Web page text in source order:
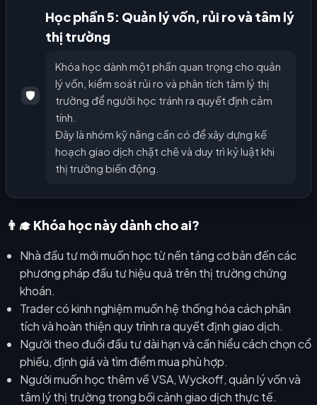
🛡️
Học phần 5: Quản lý vốn, rủi ro và tâm lý
thị trường
Khóa học dành một phần quan trọng cho quản
lý vốn, kiểm soát rủi ro và phân tích tâm lý thị
trường để người học tránh ra quyết định cảm
tính.
Đây là nhóm kỹ năng cần có để xây dựng kế
hoạch giao dịch chặt chẽ và duy trì kỷ luật khi
thị trường biến động.
👨‍🎓 Khóa học này dành cho ai?
Nhà đầu tư mới muốn học từ nền tảng cơ bản đến các
phương pháp đầu tư hiệu quả trên thị trường chứng
khoán.
Trader có kinh nghiệm muốn hệ thống hóa cách phân
tích và hoàn thiện quy trình ra quyết định giao dịch.
Người theo đuổi đầu tư dài hạn và cần hiểu cách chọn cổ
phiếu, định giá và tìm điểm mua phù hợp.
Người muốn học thêm về VSA, Wyckoff, quản lý vốn và
tâm lý thị trường trong bối cảnh giao dịch thực tế.